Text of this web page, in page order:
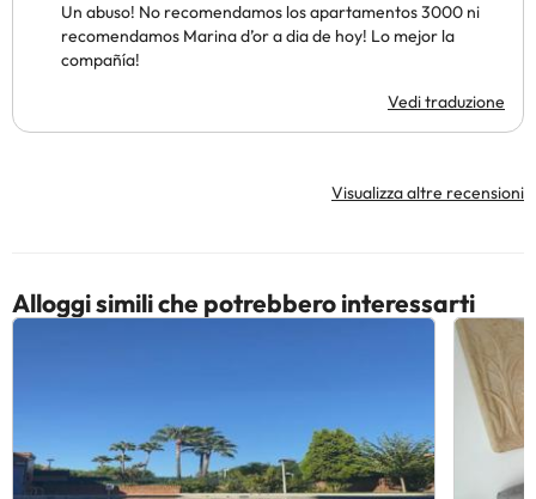
Un abuso! No recomendamos los apartamentos 3000 ni
recomendamos Marina d’or a dia de hoy! Lo mejor la
compañía!
Vedi traduzione
Visualizza altre recensioni
Alloggi simili che potrebbero interessarti